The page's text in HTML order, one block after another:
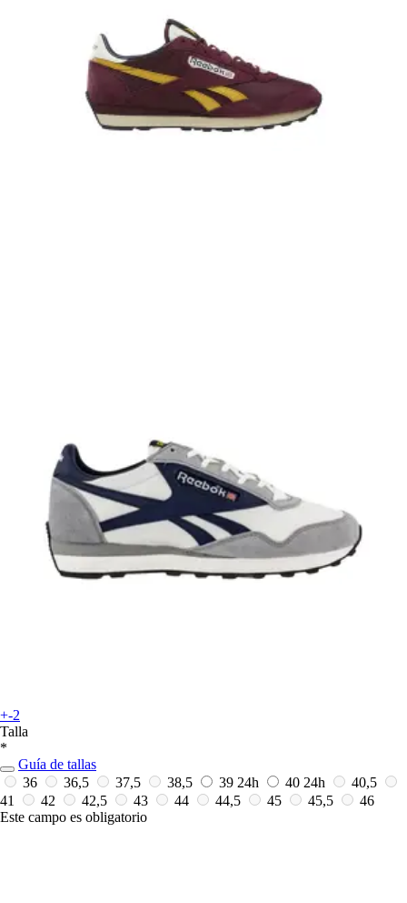
+-2
Talla
*
Guía de tallas
36
36,5 37,5 38,5 39 24h 40 24h
40,5
41
42 42,5 43 44 44,5 45 45,5
46
Este campo es obligatorio